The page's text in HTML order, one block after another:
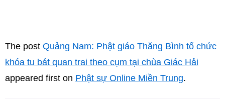
The post Quảng Nam: Phật giáo Thăng Bình tổ chức
khóa tu bát quan trai theo cụm tại chùa Giác Hải
appeared first on Phật sự Online Miền Trung.